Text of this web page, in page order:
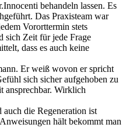
behandeln lassen. Es
Das Praxisteam war
Vororttermin stets
sich Zeit für jede Frage
dass es auch keine
Er weiß wovon er spricht
sich sicher aufgehoben zu
ansprechbar. Wirklich
die Regeneration ist
hält bekommt man